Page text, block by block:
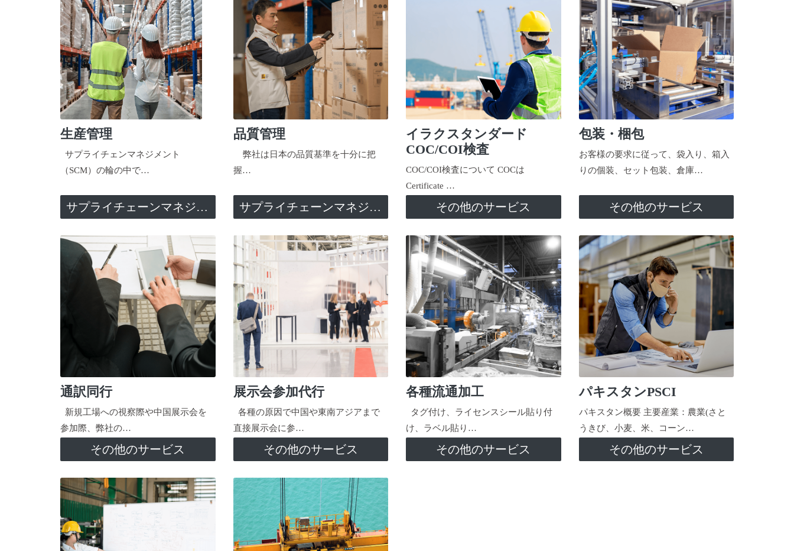
生産管理
サプライチェンマネジメント
（SCM）の輪の中で…
サプライチェーンマネジメント
品質管理
弊社は日本の品質基準を十分に把
握…
サプライチェーンマネジメント
イラクスタンダード
COC/COI検査
COC/COI検査について COCは
Certificate …
その他のサービス
包装・梱包
お客様の要求に従って、袋入り、箱入
りの個装、セット包装、倉庫…
その他のサービス
通訳同行
新規工場への視察際や中国展示会を
参加際、弊社の…
その他のサービス
展示会参加代行
各種の原因で中国や東南アジアまで
直接展示会に参…
その他のサービス
各種流通加工
タグ付け、ライセンスシール貼り付
け、ラベル貼り…
その他のサービス
パキスタンPSCI
パキスタン概要 主要産業：農業(さと
うきび、小麦、米、コーン…
その他のサービス